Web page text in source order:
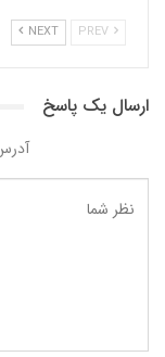
NEXT
ارسال یک پاسخ